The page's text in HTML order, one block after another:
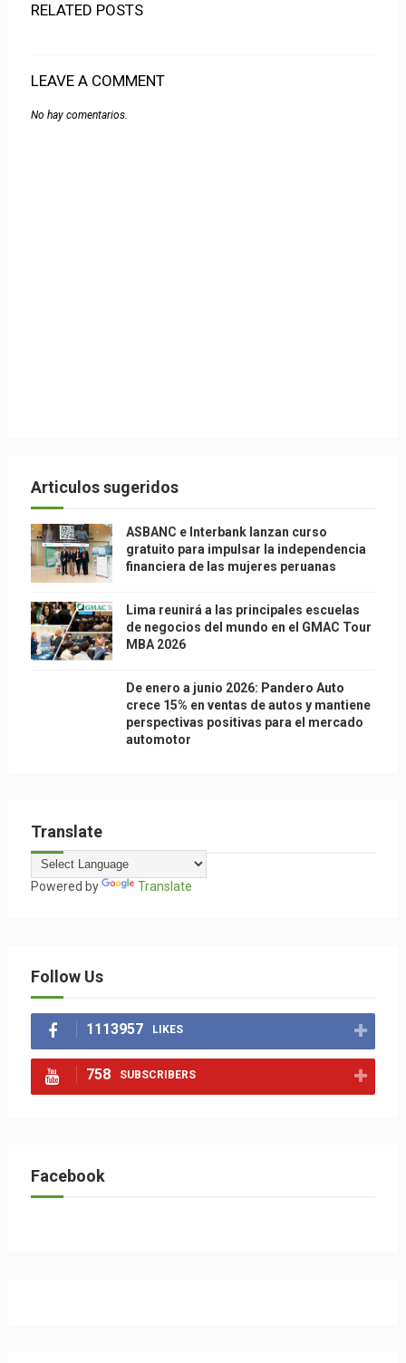
RELATED POSTS
LEAVE A COMMENT
No hay comentarios.
Articulos sugeridos
ASBANC e Interbank lanzan curso
gratuito para impulsar la independencia
financiera de las mujeres peruanas
Lima reunirá a las principales escuelas
de negocios del mundo en el GMAC Tour
MBA 2026
De enero a junio 2026: Pandero Auto
crece 15% en ventas de autos y mantiene
perspectivas positivas para el mercado
automotor
Translate
Powered by Translate
Follow Us
1113957 LIKES
758 SUBSCRIBERS
Facebook